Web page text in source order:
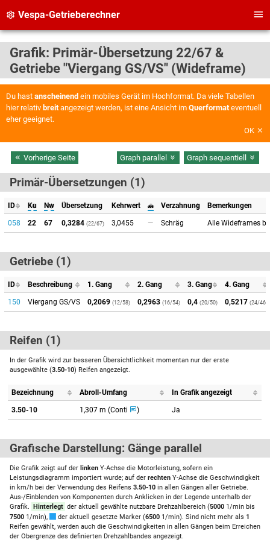
Vespa-Getrieberechner
Grafik: Primär-Übersetzung 22/67 &
Getriebe "Viergang GS/VS" (Wideframe)
Du hast anscheinend ein mobiles Gerät im Hochformat. Da viele Tabellen
hier relativ breitangezeigt werden, ist eine Ansicht im Querformateventuell
eher geeignet.
OK
Vorherige Seite Graph parallel Graph sequentiell
Primär-Übersetzungen (1)
ID Ku Nw Übersetzung Kehrwert 𝓂 Verzahnung Bemerkungen
058 22 67 0,3284 (22/67) 3,0455 — Schräg Alle Wideframes
Getriebe (1)
ID Beschreibung 1. Gang 2. Gang 3. Gang 4. Gang
150 Viergang GS/VS 0,2069 (12/58) 0,2963 (16/54) 0,4 (20/50) 0,5217 (24/46)
Reifen (1)
In der Grafik wird zur besseren Übersichtlichkeit momentan nur der erste
ausgewählte (3.50-10) Reifen angezeigt.
Bezeichnung Abroll-Umfang In Grafik angezeigt
3.50-10 1,307 m (Conti ) Ja
Grafische Darstellung: Gänge parallel
Die Grafik zeigt auf der linken Y-Achse die Motorleistung, sofern ein
Leistungsdiagramm importiert wurde; auf der rechten Y-Achse die Geschwindigkeit
in km/h bei der Verwendung des Reifens 3.50-10 in allen Gängen aller Getriebe.
Aus-/Einblenden von Komponenten durch Anklicken in der Legende unterhalb der
Grafik. Hinterlegt der aktuell gewählte nutzbare Drehzahlbereich (5000 1/min bis
7500 1/min), der aktuell gesetzte Marker (6500 1/min). Sind nicht mehr als 1
Reifen gewählt, werden auch die Geschwindigkeiten in allen Gängen beim Erreichen
der Obergrenze des definierten Drehzahlbandes angezeigt.